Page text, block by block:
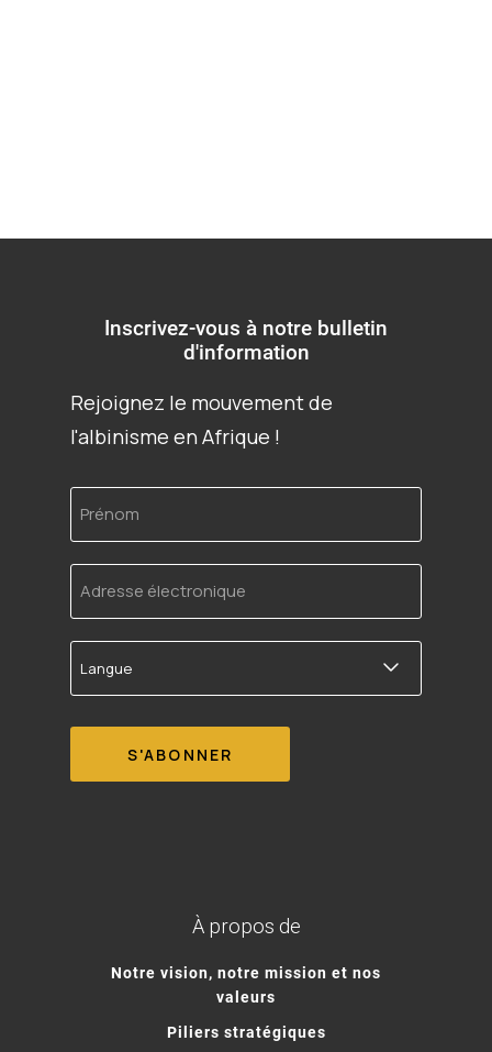
Inscrivez-vous à notre bulletin
d'information
Rejoignez le mouvement de
l'albinisme en Afrique !
Prénom
Adresse
électronique
Langue
À propos de
Notre vision, notre mission et nos
valeurs
Piliers stratégiques